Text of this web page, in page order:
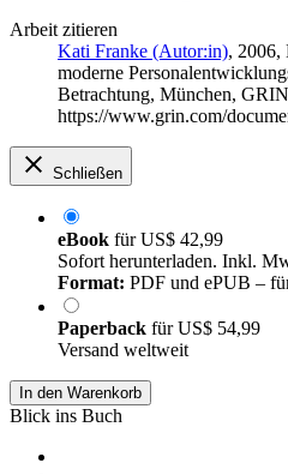
Arbeit zitieren
Kati Franke (Autor:in), 2006,
moderne
Betrachtung, München,
https://www.grin.com/
Schließen
eBook fürUS$ 42,99
Sofort herunterladen. Inkl.
Format: PDF und ePUB –
Paperback fürUS$ 54,99
Versand weltweit
In den Warenkorb
Blick ins Buch